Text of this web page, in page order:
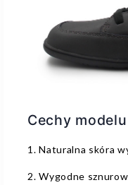
Cechy
1. Naturalna skóra
2. Wygodne